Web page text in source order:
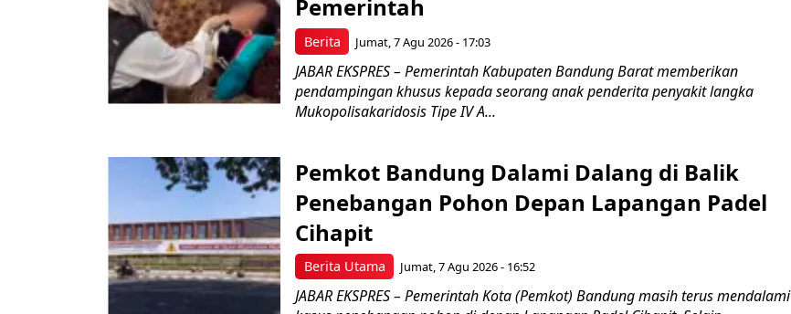
Berita
Pemerintah
Jumat, 7 Agu 2026 - 17:03
JABAR EKSPRES – Pemerintah Kabupaten Bandung Barat memberikan
pendampingan khusus kepada seorang anak penderita penyakit langka
Mukopolisakaridosis Tipe IV A...
Berita Utama
Pemkot Bandung Dalami Dalang di Balik
Penebangan Pohon Depan Lapangan Padel
Cihapit
Jumat, 7 Agu 2026 - 16:52
JABAR EKSPRES – Pemerintah Kota (Pemkot) Bandung masih terus mendalami